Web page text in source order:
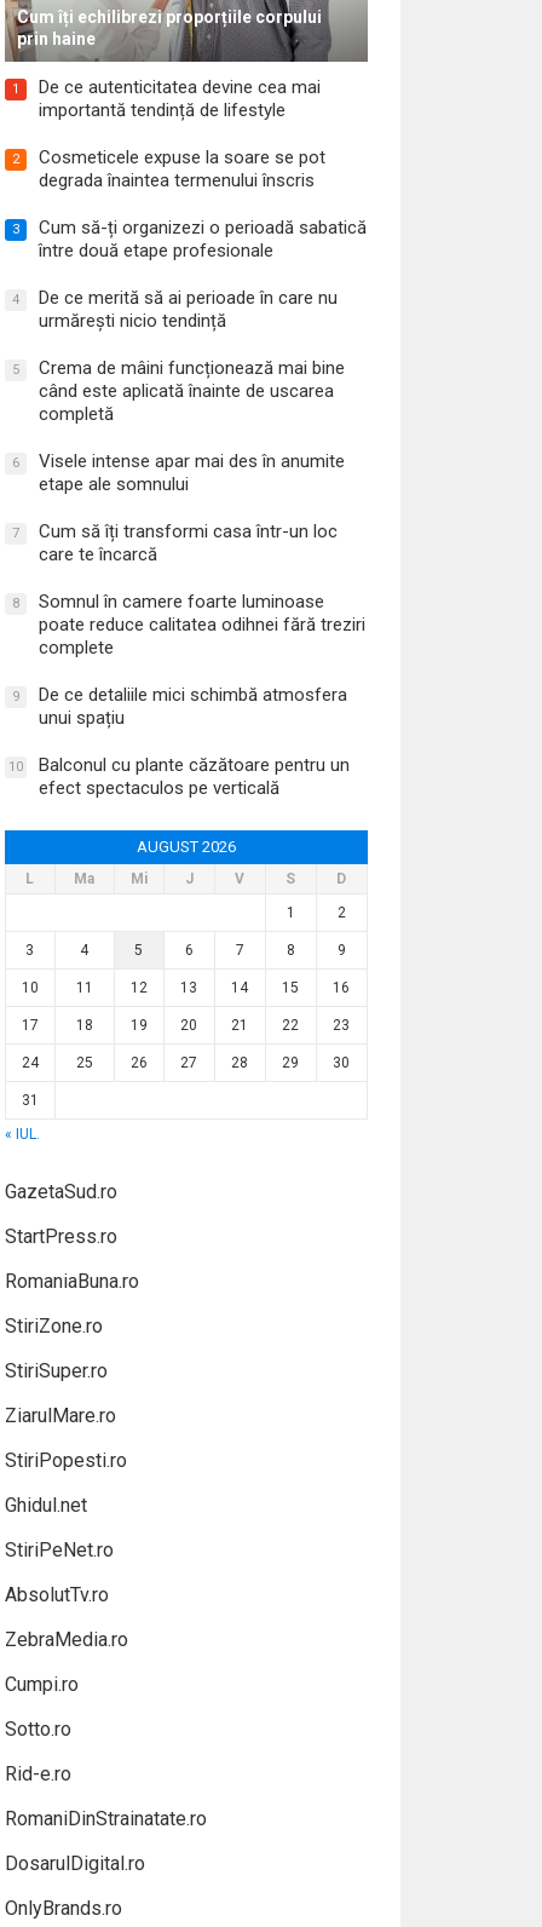
Cum îți echilibrezi proporțiile corpului
prin haine
1
De ce autenticitatea devine cea mai
importantă tendință de lifestyle
2
Cosmeticele expuse la soare se pot
degrada înaintea termenului înscris
3
Cum să-ți organizezi o perioadă sabatică
între două etape profesionale
4
De ce merită să ai perioade în care nu
urmărești nicio tendință
5
Crema de mâini funcționează mai bine
când este aplicată înainte de uscarea
completă
6
Visele intense apar mai des în anumite
etape ale somnului
7
Cum să îți transformi casa într-un loc
care te încarcă
8
Somnul în camere foarte luminoase
poate reduce calitatea odihnei fără treziri
complete
9
De ce detaliile mici schimbă atmosfera
unui spațiu
10
Balconul cu plante căzătoare pentru un
efect spectaculos pe verticală
AUGUST 2026
L Ma Mi J V S
D
1
2
3 4 5 6 7 8 9
10 11 12 13 14 15 16
17 18 19 20 21 22 23
24 25 26 27 28 29 30
31
« IUL.
GazetaSud.ro
StartPress.ro
RomaniaBuna.ro
StiriZone.ro
StiriSuper.ro
ZiarulMare.ro
StiriPopesti.ro
Ghidul.net
StiriPeNet.ro
AbsolutTv.ro
ZebraMedia.ro
Cumpi.ro
Sotto.ro
Rid-e.ro
RomaniDinStrainatate.ro
DosarulDigital.ro
OnlyBrands.ro